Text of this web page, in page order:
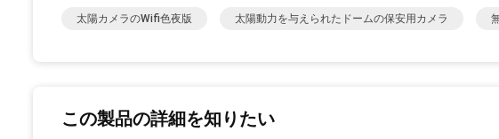
太陽カメラのWifi色夜版 太陽動力を与えられたドームの保安用カメラ
この製品の詳細を知りたい